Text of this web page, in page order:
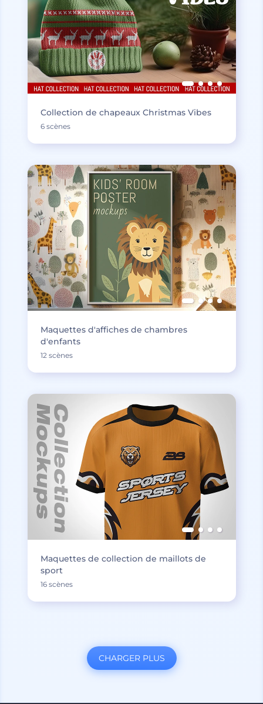
Collection de chapeaux Christmas Vibes
6 scènes
Maquettes d'affiches de chambres
d'enfants
12 scènes
Maquettes de collection de maillots de
sport
16 scènes
CHARGER PLUS